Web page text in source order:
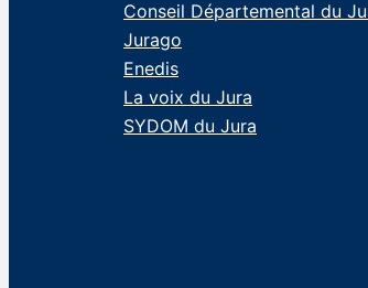
Conseil Départemental du
Jurago
Enedis
La voix du Jura
SYDOM du Jura